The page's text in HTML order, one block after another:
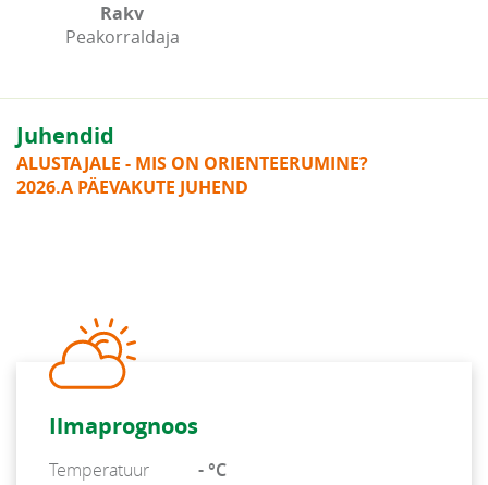
Rakv
Peakorraldaja
Juhendid
ALUSTAJALE - MIS ON ORIENTEERUMINE?
2026.A PÄEVAKUTE JUHEND
Ilmaprognoos
Temperatuur - °C